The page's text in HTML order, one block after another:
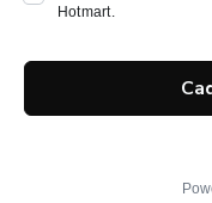
Hotmart.